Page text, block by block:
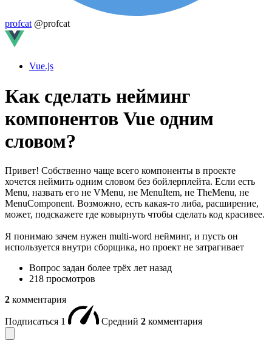
profcat @profcat
Vue.js
Как сделать нейминг
компонентов Vue одним
словом?
Привет! Собственно чаще всего компоненты в проекте
хочется неймить одним словом без бойлерплейта. Если есть
Menu, назвать его не VMenu, не MenuItem, не TheMenu, не
MenuComponent. Возможно, есть какая-то либа, расширение,
может, подскажете где ковырнуть чтобы сделать код красивее.
Я понимаю зачем нужен multi-word нейминг, и пусть он
используется внутри сборщика, но проект не затрагивает
Вопрос задан более трёх лет назад
218 просмотров
2 комментария
Подписаться 1 Средний 2 комментария